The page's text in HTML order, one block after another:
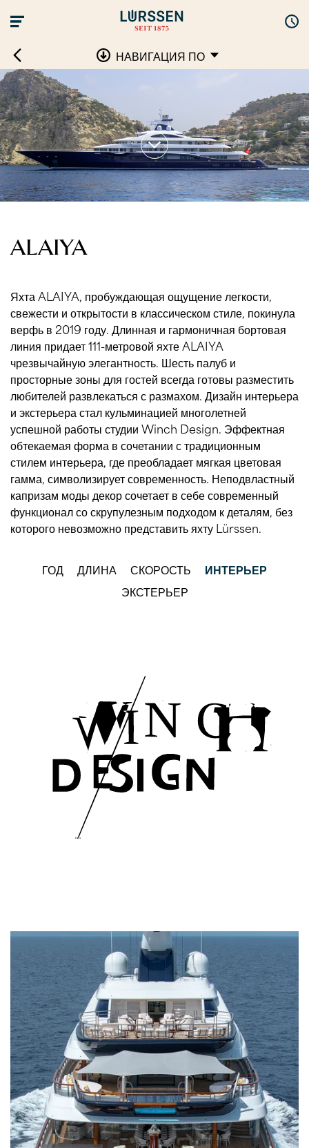
НАВИГАЦИЯ ПО
ALAIYA
Яхта ALAIYA, пробуждающая ощущение легкости,
свежести и открытости в классическом стиле, покинула
верфь в 2019 году. Длинная и гармоничная бортовая
линия придает 111-метровой яхте ALAIYA
чрезвычайную элегантность. Шесть палуб и
просторные зоны для гостей всегда готовы разместить
любителей развлекаться с размахом. Дизайн интерьера
и экстерьера стал кульминацией многолетней
успешной работы студии Winch Design. Эффектная
обтекаемая форма в сочетании с традиционным
стилем интерьера, где преобладает мягкая цветовая
гамма, символизирует современность. Неподвластный
капризам моды декор сочетает в себе современный
функционал со скрупулезным подходом к деталям, без
которого невозможно представить яхту Lürssen.
ГОД ДЛИНА СКОРОСТЬ
ИНТЕРЬЕР
ЭКСТЕРЬЕР